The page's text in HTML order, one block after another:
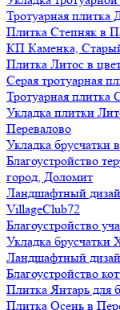
Тротуарная плитка
Плитка Степняк в
КП Каменка,
Плитка Литос в
Серая тротуарная
Тротуарная плитка
Укладка плитки
Перевалово
Укладка брусчатки
Благоустройство
город, Доломит
Ландшафтный
VillageClub72
Благоустройство
Укладка брусчатки
Ландшафтный
Благоустройство
Плитка Янтарь для
Плитка Осень в